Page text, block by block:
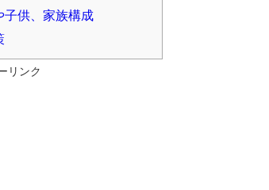
子供、家族構成
リンク